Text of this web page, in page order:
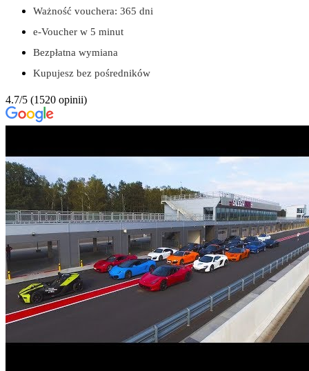
Ważność vouchera: 365 dni
e-Voucher w 5 minut
Bezpłatna wymiana
Kupujesz bez pośredników
4.7/5 (1520 opinii)